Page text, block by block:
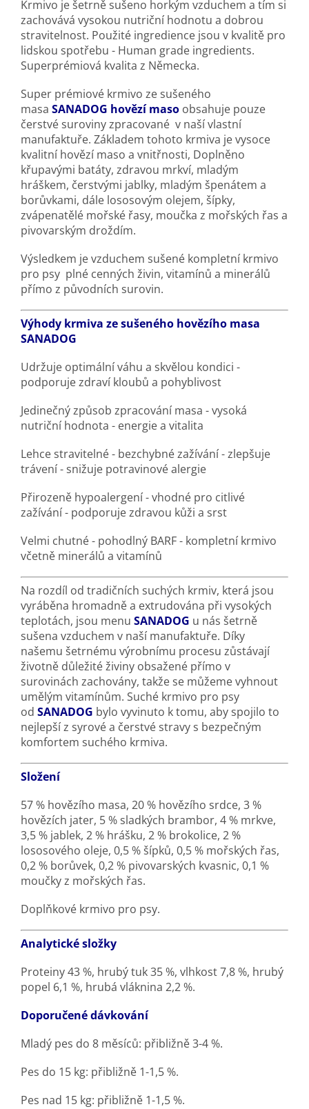
Krmivo je šetrně sušeno horkým vzduchem a tím si
zachovává vysokou nutriční hodnotu a dobrou
stravitelnost. Použité ingredience jsou v kvalitě pro
lidskou spotřebu - Human grade ingredients.
Superprémiová kvalita z Německa.
Super prémiové krmivo ze sušeného
masa SANADOG hovězí maso obsahuje pouze
čerstvé suroviny zpracované v naší vlastní
manufaktuře. Základem tohoto krmiva je vysoce
kvalitní hovězí maso a vnitřnosti, Doplněno
křupavými batáty, zdravou mrkví, mladým
hráškem, čerstvými jablky, mladým špenátem a
borůvkami, dále lososovým olejem, šípky,
zvápenatělé mořské řasy, moučka z mořských řas a
pivovarským droždím.
Výsledkem je vzduchem sušené kompletní krmivo
pro psy plné cenných živin, vitamínů a minerálů
přímo z původních surovin.
Výhody krmiva ze sušeného hovězího masa
SANADOG
Udržuje optimální váhu a skvělou kondici -
podporuje zdraví kloubů a pohyblivost
Jedinečný způsob zpracování masa - vysoká
nutriční hodnota - energie a vitalita
Lehce stravitelné - bezchybné zažívání - zlepšuje
trávení - snižuje potravinové alergie
Přirozeně hypoalergení - vhodné pro citlivé
zažívání - podporuje zdravou kůži a srst
Velmi chutné - pohodlný BARF - kompletní krmivo
včetně minerálů a vitamínů
Na rozdíl od tradičních suchých krmiv, která jsou
vyráběna hromadně a extrudována při vysokých
teplotách, jsou menu SANADOG u nás šetrně
sušena vzduchem v naší manufaktuře. Díky
našemu šetrnému výrobnímu procesu zůstávají
životně důležité živiny obsažené přímo v
surovinách zachovány, takže se můžeme vyhnout
umělým vitamínům. Suché krmivo pro psy
od SANADOG bylo vyvinuto k tomu, aby spojilo to
nejlepší z syrové a čerstvé stravy s bezpečným
komfortem suchého krmiva.
Složení
57 % hovězího masa, 20 % hovězího srdce, 3 %
hovězích jater, 5 % sladkých brambor, 4 % mrkve,
3,5 % jablek, 2 % hrášku, 2 % brokolice, 2 %
lososového oleje, 0,5 % šípků, 0,5 % mořských řas,
0,2 % borůvek, 0,2 % pivovarských kvasnic, 0,1 %
moučky z mořských řas.
Doplňkové krmivo pro psy.
Analytické složky
Proteiny 43 %, hrubý tuk 35 %, vlhkost 7,8 %, hrubý
popel 6,1 %, hrubá vláknina 2,2 %.
Doporučené dávkování
Mladý pes do 8 měsíců: přibližně 3-4 %.
Pes do 15 kg: přibližně 1-1,5 %.
Pes nad 15 kg: přibližně 1-1,5 %.